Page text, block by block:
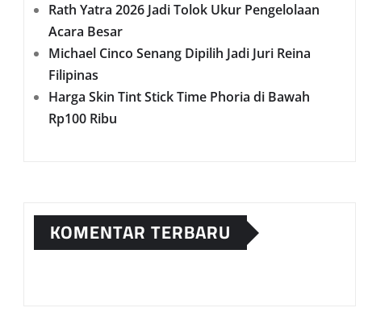
Rath Yatra 2026 Jadi Tolok Ukur Pengelolaan
Acara Besar
Michael Cinco Senang Dipilih Jadi Juri Reina
Filipinas
Harga Skin Tint Stick Time Phoria di Bawah
Rp100 Ribu
KOMENTAR TERBARU